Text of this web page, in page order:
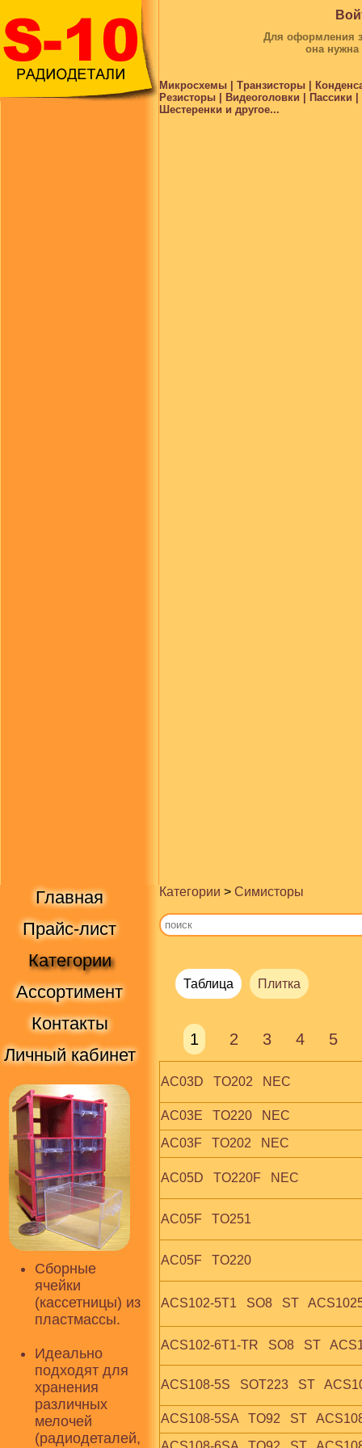
Для оформления
она
Микросхемы | Транзисторы |
Резисторы | Видеоголовки |
Шестеренки и другое...
Главная
Прайс-лист
Категории
Ассортимент
Контакты
Личный кабинет
Сборные
ячейки
(кассетницы) из
пластмассы.
Идеально
подходят для
хранения
различных
мелочей
(радиодеталей,
Категории > Симисторы
Таблица Плитка
1 2 3 4 5
AC03D   TO202   NEC
AC03E   TO220   NEC
AC03F   TO202   NEC
AC05D   TO220F   NEC
AC05F   TO251
AC05F   TO220
ACS102-5T1   SO8   ST
ACS102-6T1-TR   SO8   ST
ACS108-5S   SOT223   ST
ACS108-5SA   TO92   ST